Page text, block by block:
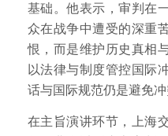
基础。他表示，审判在
众在战争中遭受的深重
恨，而是维护历史真相
以法律与制度管控国际
话与国际规范仍是避免冲
在主旨演讲环节，上海